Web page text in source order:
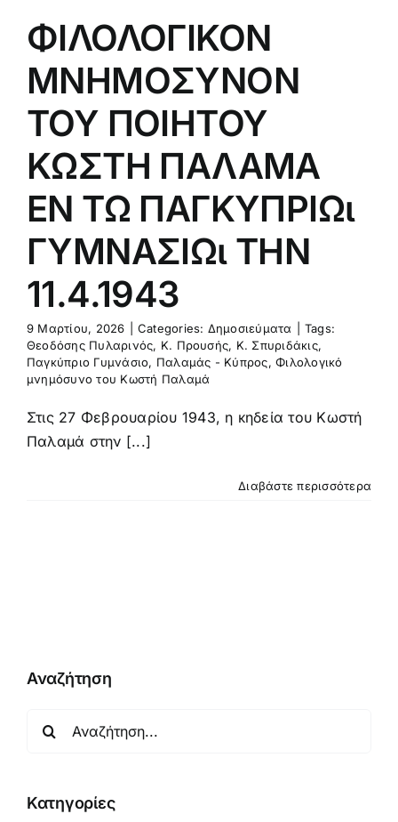
ΦΙΛΟΛΟΓΙΚΟΝ
ΜΝΗΜΟΣΥΝΟΝ
ΤΟΥ ΠΟΙΗΤΟΥ
ΚΩΣΤΗ ΠΑΛΑΜΑ
ΕΝ ΤΩ ΠΑΓΚΥΠΡΙΩι
ΓΥΜΝΑΣΙΩι ΤΗΝ
11.4.1943
9 Μαρτίου, 2026 Categories: Δημοσιεύματα
Tags:
Θεοδόσης Πυλαρινός, Κ. Προυσής, Κ. Σπυριδάκις,
Παγκύπριο Γυμνάσιο, Παλαμάς - Κύπρος,Φιλολογικό
μνημόσυνο του Κωστή Παλαμά
Στις 27 Φεβρουαρίου 1943, η κηδεία του Κωστή
Παλαμά στην [...]
Διαβάστε περισσότερα
Αναζήτηση
Κατηγορίες